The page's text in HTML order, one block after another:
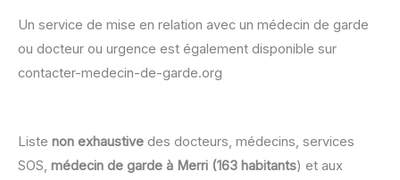
Un service de mise en relation avec un médecin de garde
ou docteur ou urgence est également disponible sur
contacter-medecin-de-garde.org
Liste non exhaustive des docteurs, médecins, services
SOS, médecin de garde à Merri (163 habitants) et aux